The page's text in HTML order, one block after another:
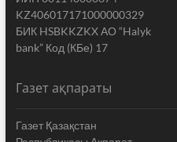
KZ406017171000000329
БИК HSBKKZKX АО “Halyk
bank” Код (КБе) 17
Газет ақпараты
Газет Қазақстан